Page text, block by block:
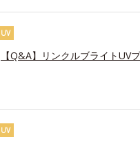
UV
【Q&A】リンクルブライトUV
UV